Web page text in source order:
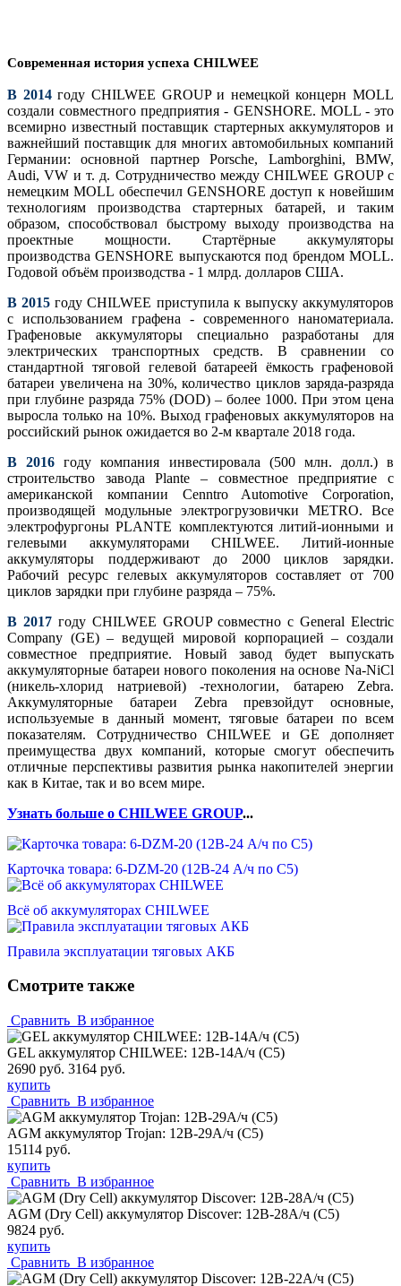
Современная история успеха CHILWEE
В 2014 году CHILWEE GROUP и немецкой концерн MOLL
создали совместного предприятия - GENSHORE. MOLL - это
всемирно известный поставщик стартерных аккумуляторов и
важнейший поставщик для многих автомобильных компаний
Германии: основной партнер Porsche, Lamborghini, BMW,
Audi, VW и т. д. Сотрудничество между CHILWEE GROUP с
немецким MOLL обеспечил GENSHORE доступ к новейшим
технологиям производства стартерных батарей, и таким
образом, способствовал быстрому выходу производства на
проектные мощности. Стартёрные аккумуляторы
производства GENSHORE выпускаются под брендом MOLL.
Годовой объём производства - 1 млрд. долларов США.
В 2015 году CHILWEE приступила к выпуску аккумуляторов
с использованием графена - современного наноматериала.
Графеновые аккумуляторы специально разработаны для
электрических транспортных средств. В сравнении со
стандартной тяговой гелевой батареей ёмкость графеновой
батареи увеличена на 30%, количество циклов заряда-разряда
при глубине разряда 75% (DOD) – более 1000. При этом цeна
выросла только на 10%. Выход графеновых аккумуляторов на
российский рынок ожидается во 2-м квартале 2018 года.
В 2016году компания инвестировала (500 млн. долл.) в
строительство завода Plante – совместное предприятие с
американской компании Cenntro Automotive Corporation,
производящей модульные электрогрузовички METRO. Все
электрофургоны PLANTE комплектуются литий-ионными и
гелевыми аккумуляторами CHILWEE. Литий-ионные
аккумуляторы поддерживают до 2000 циклов зарядки.
Рабочий ресурс гелевых аккумуляторов составляет от 700
циклов зарядки при глубине разряда – 75%.
В 2017 году CHILWEE GROUP совместно с General Electric
Company (GE) – ведущей мировой корпорацией – создали
совместное предприятие. Новый завод будет выпускать
аккумуляторные батареи нового поколения на основе Na-NiCl
(никель-хлорид натриевой) -технологии, батарею Zebra.
Аккумуляторные батареи Zebra превзойдут основные,
используемые в данный момент, тяговые батареи по всем
показателям. Сотрудничество CHILWEE и GE дополняет
преимущества двух компаний, которые смогут обеспечить
отличные перспективы развития рынка накопителей энергии
как в Китае, так и во всем мире.
Узнать больше о CHILWEE GROUP...
Карточка товара: 6-DZM-20 (12В-24 А/ч по С5)
Всё об аккумуляторах CHILWEE
Правила эксплуатации тяговых АКБ
Смотрите также
Сравнить В избранное
GEL аккумулятор CHILWEE: 12В-14А/ч (С5)
2690 руб. 3164 руб.
купить
Сравнить В избранное
AGM аккумулятор Trojan: 12В-29А/ч (С5)
15114 руб.
купить
Сравнить В избранное
AGM (Dry Cell) аккумулятор Discover: 12В-28А/ч (С5)
9824 руб.
купить
Сравнить В избранное